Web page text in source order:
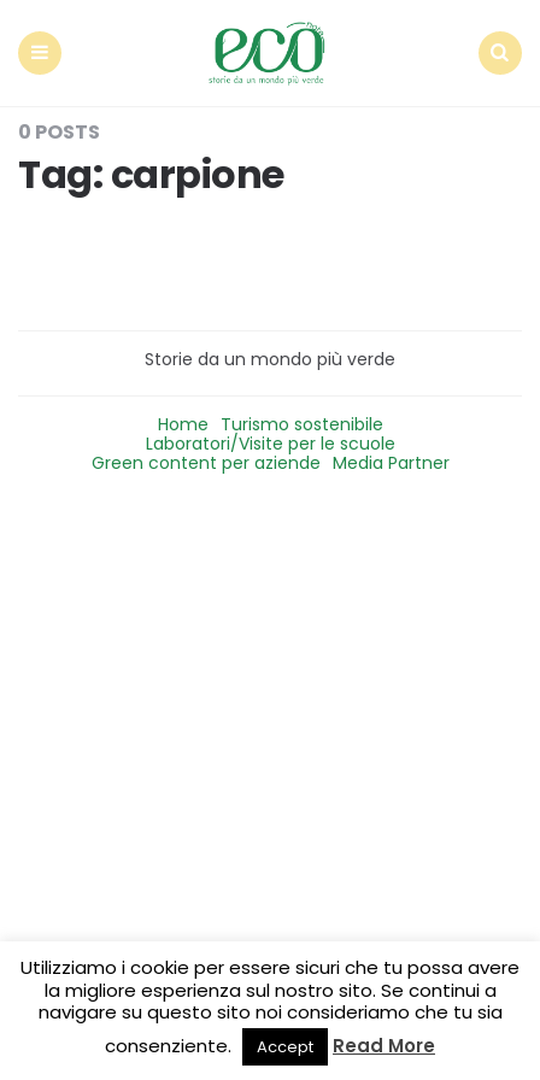
0 POSTS
Tag:carpione
Storie da un mondo più verde
Home Turismo sostenibile
Laboratori/Visite per le scuole
Green content per aziende Media Partner
Utilizziamo i cookie per essere sicuri che tu possa avere
la migliore esperienza sul nostro sito. Se continui a
navigare su questo sito noi consideriamo che tu sia
consenziente.
Accept Read More